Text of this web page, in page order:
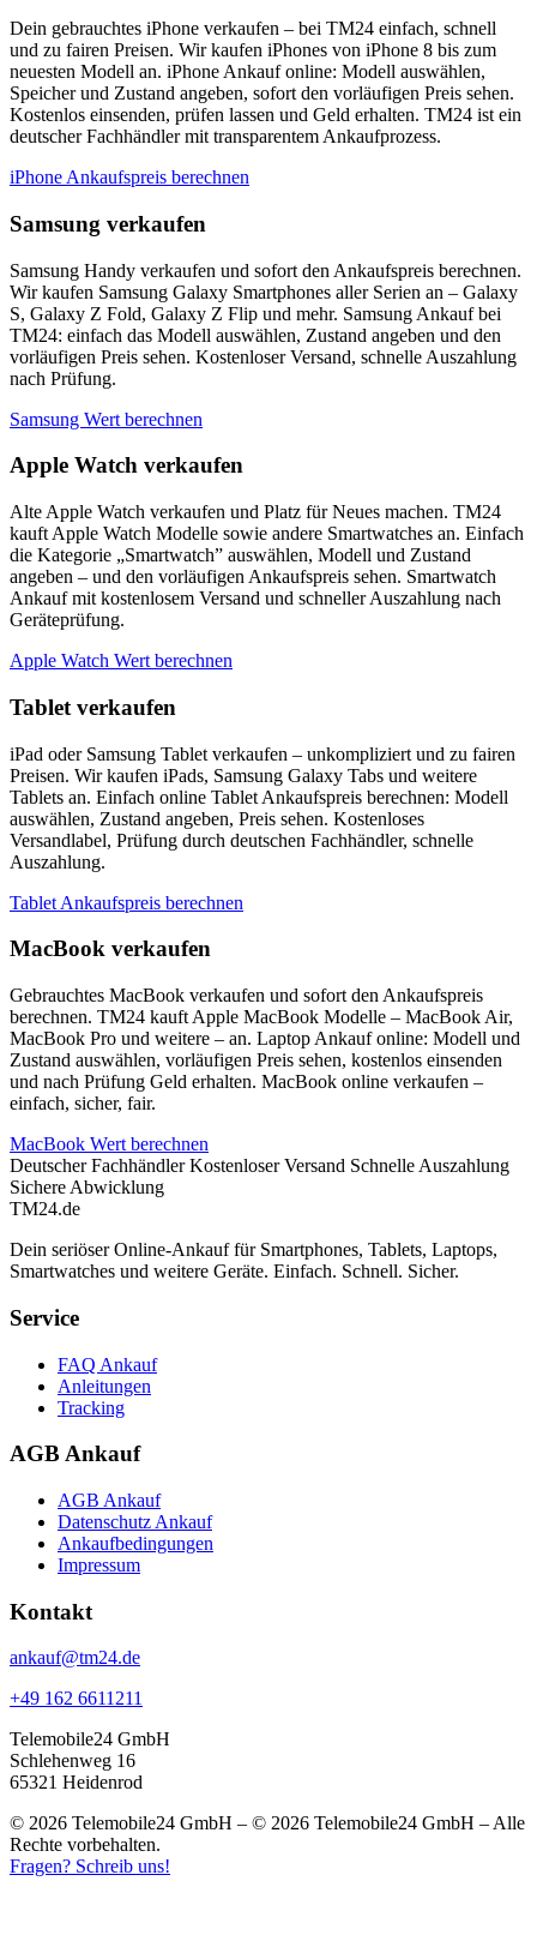
Dein gebrauchtes iPhone verkaufen – bei TM24 einfach, schnell
und zu fairen Preisen. Wir kaufen iPhones von iPhone 8 bis zum
neuesten Modell an. iPhone Ankauf online: Modell auswählen,
Speicher und Zustand angeben, sofort den vorläufigen Preis sehen.
Kostenlos einsenden, prüfen lassen und Geld erhalten. TM24 ist ein
deutscher Fachhändler mit transparentem Ankaufprozess.
iPhone Ankaufspreis berechnen
Samsung verkaufen
Samsung Handy verkaufen und sofort den Ankaufspreis berechnen.
Wir kaufen Samsung Galaxy Smartphones aller Serien an – Galaxy
S, Galaxy Z Fold, Galaxy Z Flip und mehr. Samsung Ankauf bei
TM24: einfach das Modell auswählen, Zustand angeben und den
vorläufigen Preis sehen. Kostenloser Versand, schnelle Auszahlung
nach Prüfung.
Samsung Wert berechnen
Apple Watch verkaufen
Alte Apple Watch verkaufen und Platz für Neues machen. TM24
kauft Apple Watch Modelle sowie andere Smartwatches an. Einfach
die Kategorie „Smartwatch” auswählen, Modell und Zustand
angeben – und den vorläufigen Ankaufspreis sehen. Smartwatch
Ankauf mit kostenlosem Versand und schneller Auszahlung nach
Geräteprüfung.
Apple Watch Wert berechnen
Tablet verkaufen
iPad oder Samsung Tablet verkaufen – unkompliziert und zu fairen
Preisen. Wir kaufen iPads, Samsung Galaxy Tabs und weitere
Tablets an. Einfach online Tablet Ankaufspreis berechnen: Modell
auswählen, Zustand angeben, Preis sehen. Kostenloses
Versandlabel, Prüfung durch deutschen Fachhändler, schnelle
Auszahlung.
Tablet Ankaufspreis berechnen
MacBook verkaufen
Gebrauchtes MacBook verkaufen und sofort den Ankaufspreis
berechnen. TM24 kauft Apple MacBook Modelle – MacBook Air,
MacBook Pro und weitere – an. Laptop Ankauf online: Modell und
Zustand auswählen, vorläufigen Preis sehen, kostenlos einsenden
und nach Prüfung Geld erhalten. MacBook online verkaufen –
einfach, sicher, fair.
MacBook Wert berechnen
Deutscher Fachhändler Kostenloser Versand Schnelle Auszahlung
Sichere Abwicklung
TM24.de
Dein seriöser Online-Ankauf für Smartphones, Tablets, Laptops,
Smartwatches und weitere Geräte. Einfach. Schnell. Sicher.
Service
FAQ Ankauf
Anleitungen
Tracking
AGB Ankauf
AGB Ankauf
Datenschutz Ankauf
Ankaufbedingungen
Impressum
Kontakt
ankauf@tm24.de
+49 162 6611211
Telemobile24 GmbH
Schlehenweg 16
65321 Heidenrod
© 2026 Telemobile24 GmbH – © 2026 Telemobile24 GmbH – Alle
Rechte vorbehalten.
Fragen? Schreib uns!